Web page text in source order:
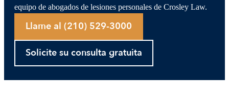
equipo de abogados de lesiones personales de Crosley Law.
Llame al (210) 529-3000
Solicite su consulta gratuita